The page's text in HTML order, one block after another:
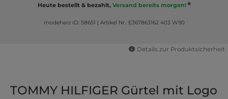
Heute bestellt & bezahlt, Versand bereits morgen! 8
modeherz ID: 58651 Artikel Nr.: E367863162 403 W90
Details zur Produktsicherheit
TOMMY HILFIGER Gürtel mit Logo